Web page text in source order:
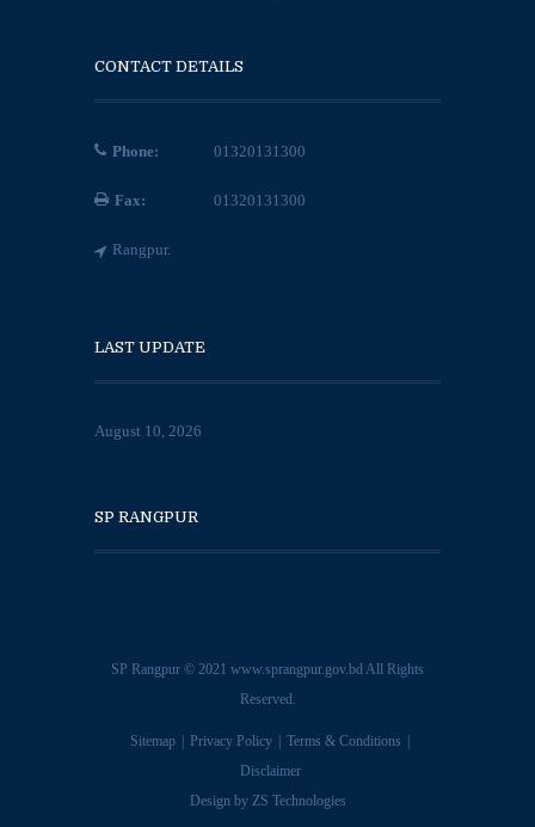
CONTACT DETAILS
Phone: 01320131300
Fax: 01320131300
Rangpur.
LAST UPDATE
August 10, 2026
SP RANGPUR
SP Rangpur © 2021 www.sprangpur.gov.bd All Rights
Reserved.
Sitemap Privacy Policy
Terms & Conditions
Disclaimer
Design by ZS Technologies